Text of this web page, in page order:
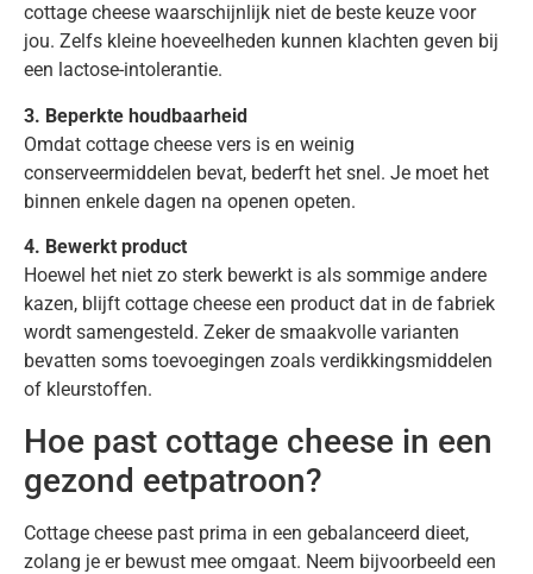
cottage cheese waarschijnlijk niet de beste keuze voor
jou. Zelfs kleine hoeveelheden kunnen klachten geven bij
een lactose-intolerantie.
3. Beperkte houdbaarheid
Omdat cottage cheese vers is en weinig
conserveermiddelen bevat, bederft het snel. Je moet het
binnen enkele dagen na openen opeten.
4. Bewerkt product
Hoewel het niet zo sterk bewerkt is als sommige andere
kazen, blijft cottage cheese een product dat in de fabriek
wordt samengesteld. Zeker de smaakvolle varianten
bevatten soms toevoegingen zoals verdikkingsmiddelen
of kleurstoffen.
Hoe past cottage cheese in een
gezond eetpatroon?
Cottage cheese past prima in een gebalanceerd dieet,
zolang je er bewust mee omgaat. Neem bijvoorbeeld een